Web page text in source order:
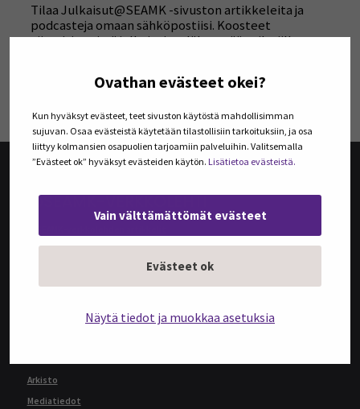
Ovathan evästeet okei?
Kun hyväksyt evästeet, teet sivuston käytöstä mahdollisimman
sujuvan. Osaa evästeistä käytetään tilastollisiin tarkoituksiin, ja osa
liittyy kolmansien osapuolien tarjoamiin palveluihin. Valitsemalla
”Evästeet ok” hyväksyt evästeiden käytön. Lisätietoa evästeistä.
Vain välttämättömät evästeet
Evästeet ok
Näytä tiedot ja muokkaa asetuksia
Tilaa Julkaisut@SEAMK -sivuston artikkeleita ja
podcasteja omaan sähköpostiisi. Koosteet
viimeisimmistä julkaisuista lähetetään tilaajille
@SEAMK-VERKKOLEHTI
Arkisto
SEAMK JOURNAL
Arkisto
Mediatiedot